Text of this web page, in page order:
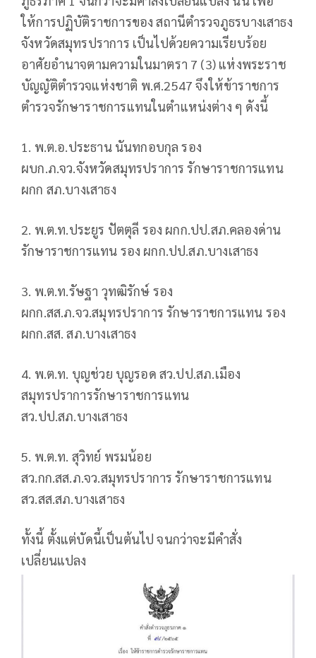
ให้การปฏิบัติราชการของ สถานีตำรวจภูธรบางเสาธง
จังหวัดสมุทรปราการ เป็นไปด้วยความเรียบร้อย
อาศัยอำนาจตามความในมาตรา 7 (3) แห่งพระราช
บัญญัติตำรวจแห่งชาติ พ.ศ.2547 จึงให้ข้าราชการ
ตำรวจรักษาราชการแทนในตำแหน่งต่าง ๆ ดังนี้
1. พ.ต.อ.ประธาน นันทกอบกุล รอง
ผบก.ภ.จว.จังหวัดสมุทรปราการ รักษาราชการแทน
ผกก สภ.บางเสาธง
2. พ.ต.ท.ประยูร ปัตตุลี รอง ผกก.ปป.สภ.คลองด่าน
รักษาราชการแทน รอง ผกก.ปป.สภ.บางเสาธง
3. พ.ต.ท.รัษฐา วุทฒิรักษ์ รอง
ผกก.สส.ภ.จว.สมุทรปราการ รักษาราชการแทน รอง
ผกก.สส. สภ.บางเสาธง
4. พ.ต.ท. บุญช่วย บุญรอด สว.ปป.สภ.เมือง
สมุทรปราการรักษาราชการแทน
สว.ปป.สภ.บางเสาธง
5. พ.ต.ท. สุวิทย์ พรมน้อย
สว.กก.สส.ภ.จว.สมุทรปราการ รักษาราชการแทน
สว.สส.สภ.บางเสาธง
ทั้งนี้ ตั้งแต่บัดนี้เป็นต้นไป จนกว่าจะมีคำสั่ง
เปลี่ยนแปลง